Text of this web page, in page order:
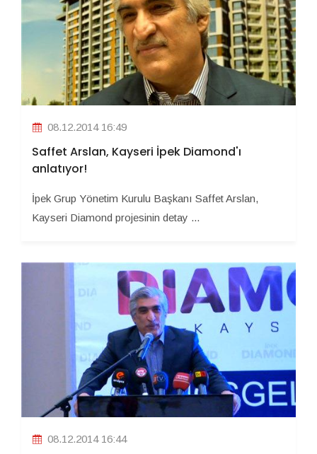
08.12.2014 16:49
Saffet Arslan, Kayseri İpek Diamond'ı
anlatıyor!
İpek Grup Yönetim Kurulu Başkanı Saffet Arslan,
Kayseri Diamond projesinin detay ...
08.12.2014 16:44